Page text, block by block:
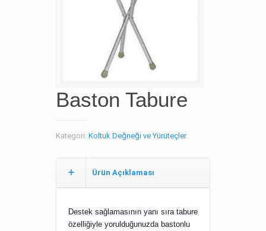
Baston Tabure
Kategori: Koltuk Değneği ve Yürüteçler.
Ürün Açıklaması
Destek sağlamasının yanı sıra tabure
özelliğiyle yorulduğunuzda bastonlu